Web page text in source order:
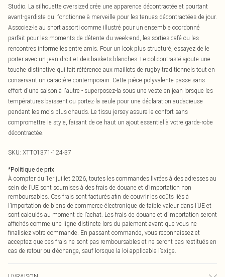
Studio. La silhouette oversized crée une apparence décontractée et pourtant
avant-gardiste qui fonctionne à merveille pour les tenues décontractées de jour.
Associez-le au short assorti comme illustré pour un ensemble coordonné
parfait pour les moments de détente du week-end, les sorties café ou les
rencontres informelles entre amis. Pour un look plus structuré, essayez de le
porter avec un jean droit et des baskets blanches. Le col contrasté ajoute une
touche distinctive qui fait référence aux maillots de rugby traditionnels tout en
conservant un caractère contemporain. Cette pièce polyvalente passe sans
effort d'une saison à l'autre - superposez-la sous une veste en jean lorsque les
températures baissent ou portez-la seule pour une déclaration audacieuse
pendant les mois plus chauds. Le tissu jersey assure le confort sans
compromettre le style, faisant de ce haut un ajout essentiel à votre garde-robe
décontractée.
SKU: XTT01371-124-37
*Politique de prix
À compter du 1er juillet 2026, toutes les commandes livrées à des adresses au
sein de l’UE sont soumises à des frais de douane et d’importation non
remboursables. Ces frais sont facturés afin de couvrir les coûts liés à
l’importation de biens de commerce électronique de faible valeur dans l’UE et
sont calculés au moment de l’achat. Les frais de douane et d’importation seront
affichés comme une ligne distincte lors du paiement avant que vous ne
finalisiez votre commande. En passant commande, vous reconnaissez et
acceptez que ces frais ne sont pas remboursables et ne seront pas restitués en
cas de retour ou d’échange, sauf lorsque la loi applicable l’exige.